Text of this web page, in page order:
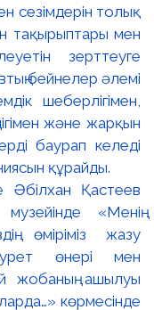
сезімдерін толық
тақырыптары мен
зерттеуге
бейнелер әлемі
шеберлігімен,
және жарқын
баурап келеді
құрайды.